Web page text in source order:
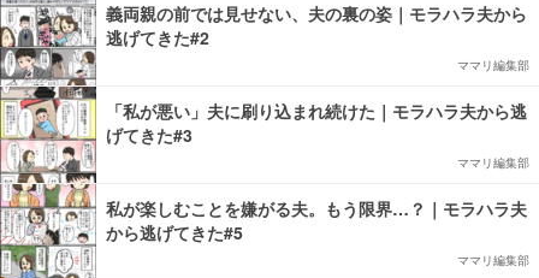
義両親の前では見せない、夫の裏の姿｜モラハラ夫から
逃げてきた#2
ママリ編集部
「私が悪い」夫に刷り込まれ続けた｜モラハラ夫から逃
げてきた#3
ママリ編集部
私が楽しむことを嫌がる夫。もう限界…？｜モラハラ夫
から逃げてきた#5
ママリ編集部